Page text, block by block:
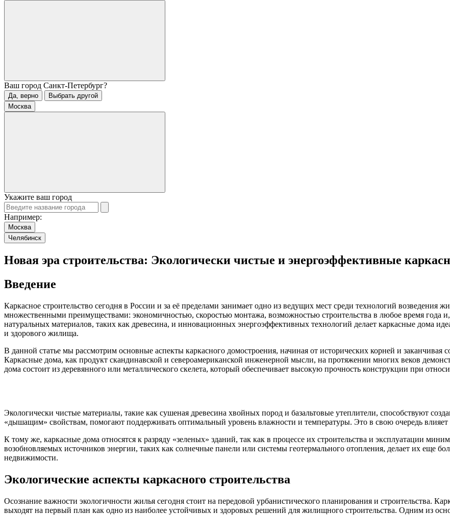
Ваш город Санкт-Петербург?
Да, верно
Выбрать другой
Москва
Укажите ваш город
Например:
Москва
Челябинск
Новая эра строительства: Экологически чистые и энергоэффективные
Введение
Каркасное строительство сегодня в России и за её пределами занимает одно из ведущих мест среди технологий возведения
множественными преимуществами: экономичностью, скоростью монтажа, возможностью строительства в любое время года
натуральных материалов, таких как древесина, и инновационных энергоэффективных технологий делает каркасные дома
и здорового жилища.
В данной статье мы рассмотрим основные аспекты каркасного домостроения, начиная от исторических корней и заканчивая
Каркасные дома, как продукт скандинавской и североамериканской инженерной мысли, на протяжении многих веков
дома состоит из деревянного или металлического скелета, который обеспечивает высокую прочность конструкции при
Экологически чистые материалы, такие как сушеная древесина хвойных пород и базальтовые утеплители, способствуют
«дышащим» свойствам, помогают поддерживать оптимальный уровень влажности и температуры. Это в свою очередь влияет
К тому же, каркасные дома относятся к разряду «зеленых» зданий, так как в процессе их строительства и эксплуатации
возобновляемых источников энергии, таких как солнечные панели или системы геотермального отопления, делает их еще
недвижимости.
Экологические аспекты каркасного строительства
Осознание важности экологичности жилья сегодня стоит на передовой урбанистического планирования и строительства.
выходят на первый план как одно из наиболее устойчивых и здоровых решений для жилищного строительства. Одним из